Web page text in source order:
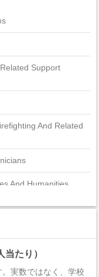
Support
And Related
And Humanities
Programs
たり）
実数ではなく、学校